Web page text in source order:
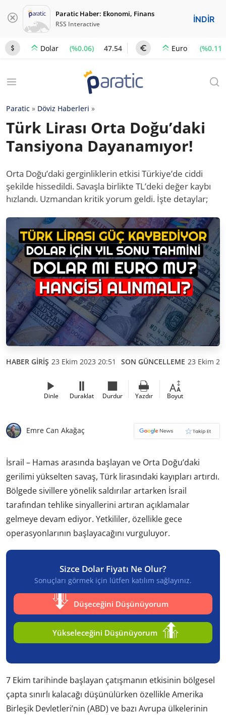
Paratic Haber: Ekonomi, Finans
RSS Interactive İNDİR
Dolar (%0.06) 47.54 Euro (%0.11)
Paratic » Döviz Haberleri »
Türk Lirası Orta Doğu’daki
Tansiyona Dayanamıyor!
Orta Doğu’daki gerginliklerin etkisi Türkiye’de ciddi
şekilde hissedildi. Savaşla birlikte TL’deki değer kaybı
hızlandı. Uzmandan kritik yorum geldi. İşte detaylar;
HABER GİRİŞ 23 Ekim 2023 20:51 SON GÜNCELLEME 23 Ekim
Dinle Duraklat Durdur Yazdır Boyut
Emre Can Akağaç
İsrail – Hamas arasında başlayan ve Orta Doğu’daki
gerilimi yükselten savaş, Türk lirasındaki kayıpları artırdı.
Bölgede sivillere yönelik saldırılar artarken İsrail
tarafından tehlike sinyallerini artıran açıklamalar
gelmeye devam ediyor. Yetkililer, özellikle gece
operasyonlarının başlayacağını vurguluyor.
Sizce Dolar Fiyatı Ne Olur?
Sonuçları görmek için lütfen katılım sağlayınız.
Düşeceğini Düşünüyorum
Yükseleceğini Düşünüyorum
7 Ekim tarihinde başlayan çatışmanın etkisinin bölgesel
çapta sınırlı kalacağı düşünülürken özellikle Amerika
Birleşik Devletleri’nin (ABD) ve bazı Avrupa ülkelerinin